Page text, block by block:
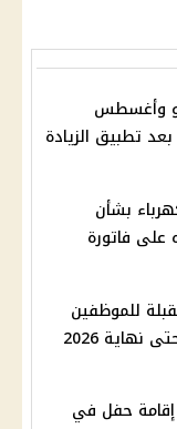
وأغسطس
بعد تطبيق الزيادة
بشأن
على فاتورة
للموظفين
2026
حفل في